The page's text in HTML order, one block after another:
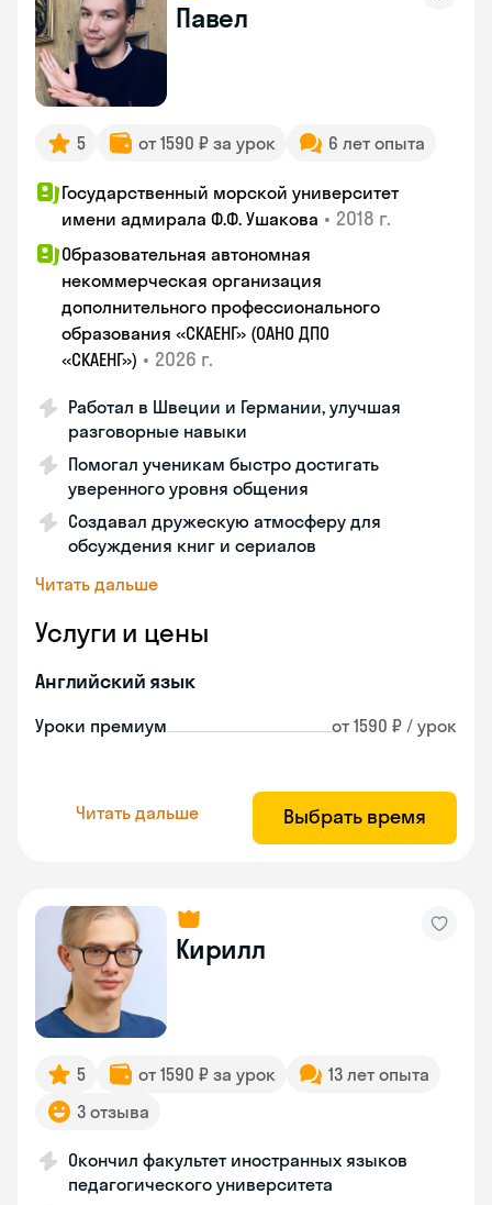
Павел
5 от 1590 ₽ за урок 6 лет опыта
Государственный морской университет
имени адмирала Ф.Ф. Ушакова • 2018 г.
Образовательная автономная
некоммерческая организация
дополнительного профессионального
образования «СКАЕНГ» (ОАНО ДПО
«СКАЕНГ») • 2026 г.
Работал в Швеции и Германии, улучшая
разговорные навыки
Помогал ученикам быстро достигать
уверенного уровня общения
Создавал дружескую атмосферу для
обсуждения книг и сериалов
Читать дальше
Услуги и цены
Английский язык
Уроки премиум от 1590 ₽ / урок
Читать дальше Выбрать время
Кирилл
5 от 1590 ₽ за урок
13 лет опыта
3 отзыва
Окончил факультет иностранных языков
педагогического университета